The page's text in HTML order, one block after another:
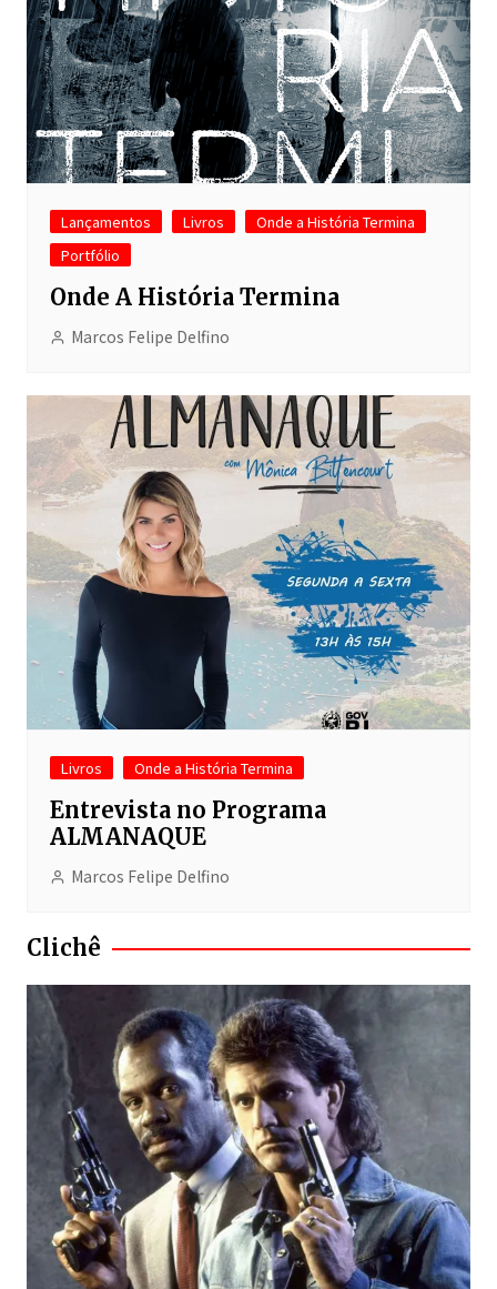
Lançamentos Livros
Onde a História Termina
Portfólio
Onde A História Termina
Marcos Felipe Delfino
Livros Onde a História Termina
Entrevista no Programa
ALMANAQUE
Marcos Felipe Delfino
Clichê